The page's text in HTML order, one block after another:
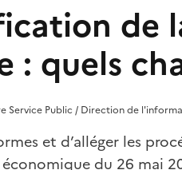
de
: quels
Service Public / Direction de
et d’alléger les
du 26 mai